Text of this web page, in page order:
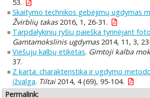
53.
Skaitymo technikos gebėjimų ugdymas
Žvirblių takas2016, 1, 26-31.
Tarpdalykinių ryšių paieška tyrinėjant
Gamtamokslinis ugdymas2014, 11, 3,
Viešųjų kalbų etiketas. Gimtoji kalba
37.
Z karta: charakteristika ir ugdymo
įžvalga. Tiltai2014, 4 (69), 95-104.
Permalink: